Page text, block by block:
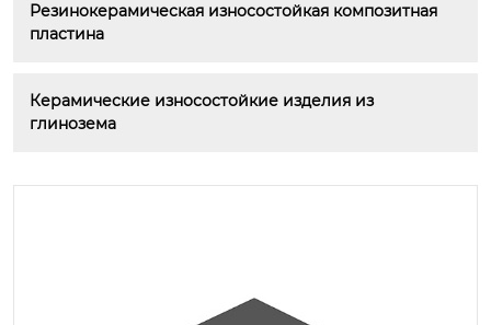
Резинокерамическая износостойкая композитная
пластина
Керамические износостойкие изделия из
глинозема